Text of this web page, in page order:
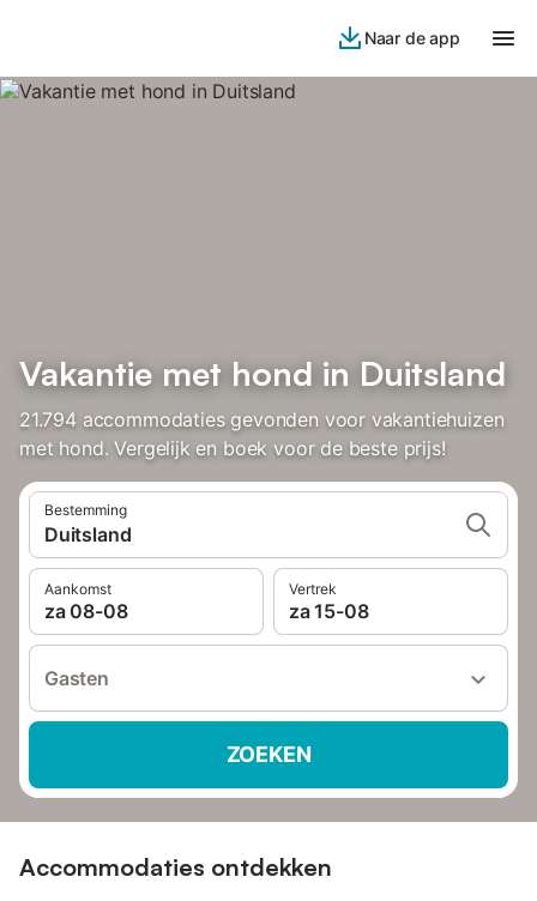
Naar de app
Vakantie met hond in Duitsland
21.794 accommodaties gevonden voor vakantiehuizen
met hond. Vergelijk en boek voor de beste prijs!
Bestemming
Duitsland
Aankomst
za 08-08
Vertrek
za 15-08
Gasten
ZOEKEN
Accommodaties ontdekken